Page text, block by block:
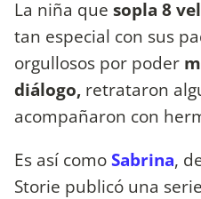
La niña que sopla 8
tan especial con sus
orgullosos por poder
diálogo, retrataron
acompañaron con
Es así comoSabrina,
Storie publicó una